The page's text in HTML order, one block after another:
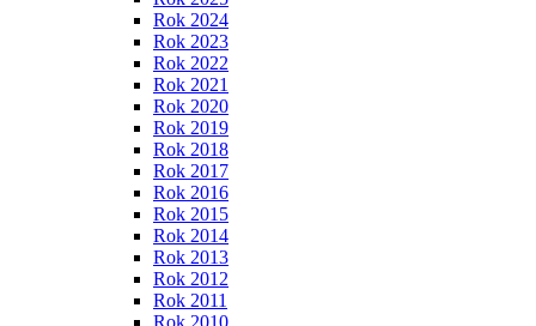
Rok 2024
Rok 2023
Rok 2022
Rok 2021
Rok 2020
Rok 2019
Rok 2018
Rok 2017
Rok 2016
Rok 2015
Rok 2014
Rok 2013
Rok 2012
Rok 2011
Rok 2010